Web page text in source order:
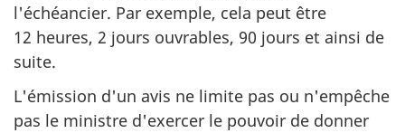
l'échéancier. Par exemple, cela peut être
12 heures, 2 jours ouvrables, 90 jours et ainsi de
suite.
L'émission d'un avis ne limite pas ou n'empêche
pas le ministre d'exercer le pouvoir de donner